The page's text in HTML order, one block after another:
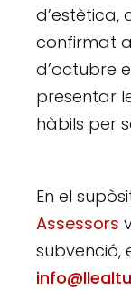
d’estètica,
confirmat
d’octubre
presentar
hàbils per
En el
Assessors
subvenció,